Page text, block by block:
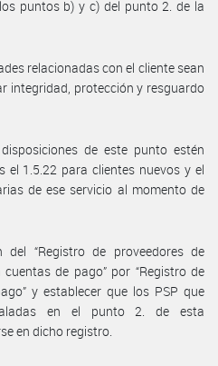
puntos b) y c) del punto 2. de la
relacionadas con el cliente sean
integridad, protección y resguardo
de este punto estén
el 1.5.22 para clientes nuevos y el
de ese servicio al momento de
“Registro de proveedores de
de pago” por “Registro de
y establecer que los PSP que
en el punto 2. de esta
en dicho registro.